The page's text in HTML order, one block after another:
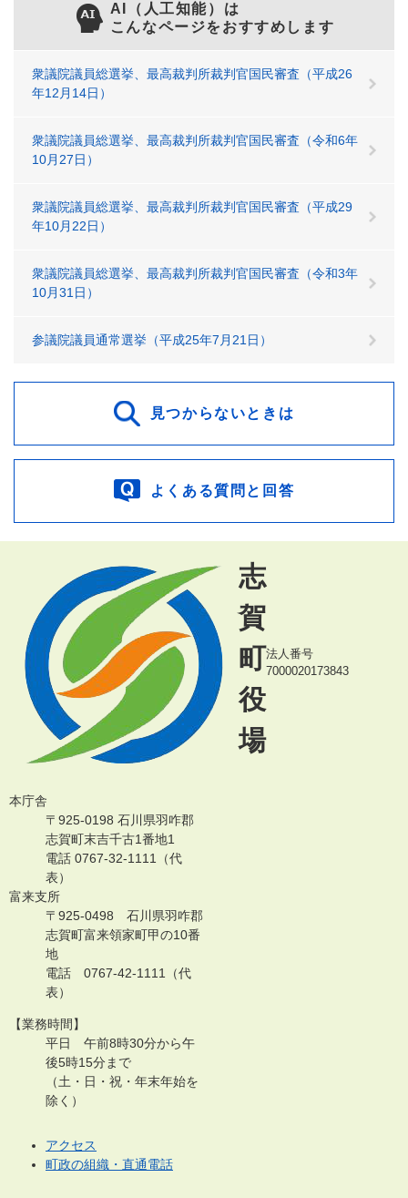
AI（人工知能）は
こんなページをおすすめします
衆議院議員総選挙、最高裁判所裁判官国民審査（平成26
年12月14日）
衆議院議員総選挙、最高裁判所裁判官国民審査（令和6年
10月27日）
衆議院議員総選挙、最高裁判所裁判官国民審査（平成29
年10月22日）
衆議院議員総選挙、最高裁判所裁判官国民審査（令和3年
10月31日）
参議院議員通常選挙（平成25年7月21日）
見つからないときは
よくある質問と回答
志
賀
町
役
場
法人番号
7000020173843
本庁舎
〒925-0198 石川県羽咋郡
志賀町末吉千古1番地1
電話 0767-32-1111（代
表）
富来支所
〒925-0498 石川県羽咋郡
志賀町富来領家町甲の10番
地
電話 0767-42-1111（代
表）
【業務時間】
平日 午前8時30分から午
後5時15分まで
（土・日・祝・年末年始を
除く）
アクセス
町政の組織・直通電話